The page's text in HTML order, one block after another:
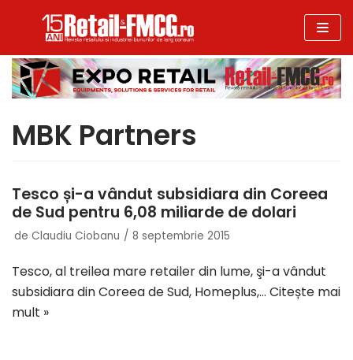
la
conținut
MBK Partners
Tesco și-a vândut subsidiara din Coreea
de Sud pentru 6,08 miliarde de dolari
de Claudiu Ciobanu 8 septembrie 2015
Tesco, al treilea mare retailer din lume, şi-a vândut
subsidiara din Coreea de Sud, Homeplus,… Citește mai
mult »